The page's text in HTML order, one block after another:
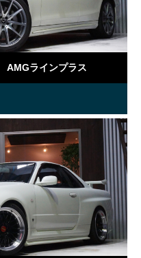
ラインプラス